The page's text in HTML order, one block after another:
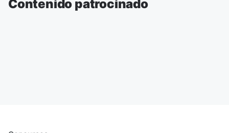
Contenido patrocinado